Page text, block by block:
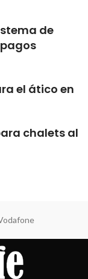
de
el ático en
chalets al